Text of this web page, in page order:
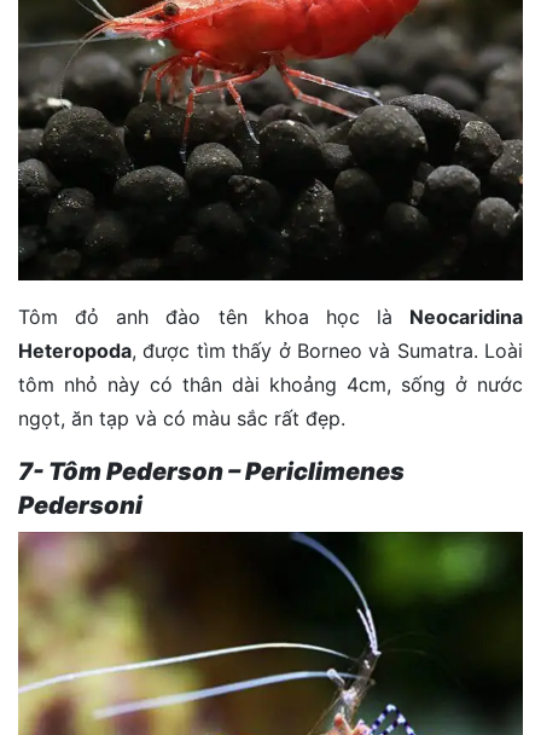
Tôm đỏ anh đào tên khoa học là Neocaridina
Heteropoda, được tìm thấy ở Borneo và Sumatra. Loài
tôm nhỏ này có thân dài khoảng 4cm, sống ở nước
ngọt, ăn tạp và có màu sắc rất đẹp.
7- Tôm Pederson – Periclimenes
Pedersoni